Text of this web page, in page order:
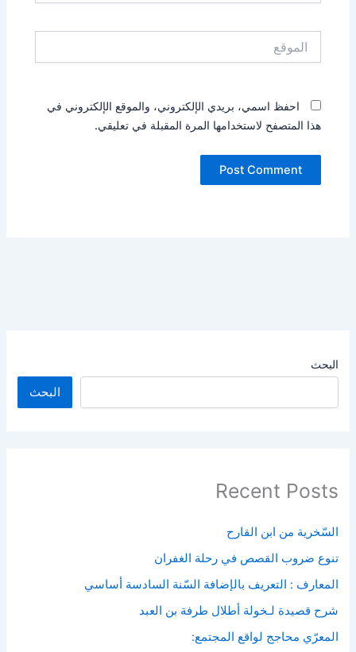
البحث
البحث
Recent Posts
السّخرية من ابن القارح
تنوع ضروب القصص في رحلة الغفران
المعارف : التعريف بالإضافة السّنة السادسة أساسي
شرح قصيدة لـخولة أطلال طرفة بن العبد
المعرّي محاجج لواقع المجتمع:
احفظ اسمي، بريدي الإلكتروني، والموقع الإلكتروني في
هذا المتصفح لاستخدامها المرة المقبلة في تعليقي.